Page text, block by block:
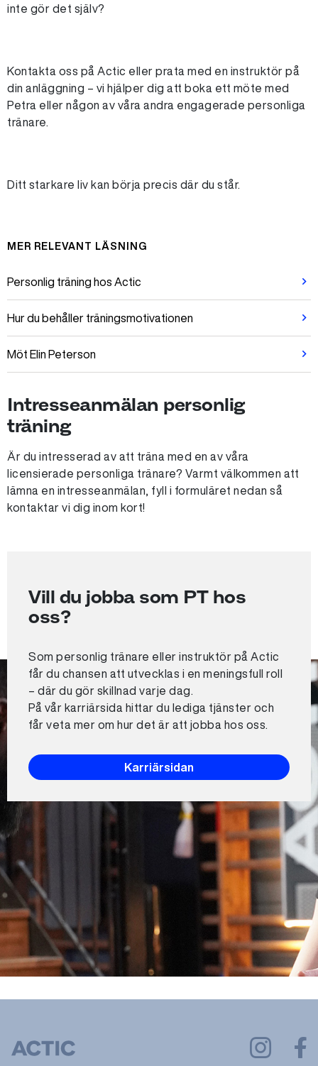
inte gör det själv?
Kontakta oss på Actic eller prata med en instruktör på
din anläggning – vi hjälper dig att boka ett möte med
Petra eller någon av våra andra engagerade personliga
tränare.
Ditt starkare liv kan börja precis där du står.
MER RELEVANT LÄSNING
Personlig träning hos Actic
Hur du behåller träningsmotivationen
Möt Elin Peterson
Intresseanmälan personlig
träning
Är du intresserad av att träna med en av våra
licensierade personliga tränare? Varmt välkommen att
lämna en intresseanmälan, fyll i formuläret nedan så
kontaktar vi dig inom kort!
Vill du jobba som PT hos
oss?
Som personlig tränare eller instruktör på Actic
får du chansen att utvecklas i en meningsfull roll
– där du gör skillnad varje dag.
På vår karriärsida hittar du lediga tjänster och
får veta mer om hur det är att jobba hos oss.
Karriärsidan